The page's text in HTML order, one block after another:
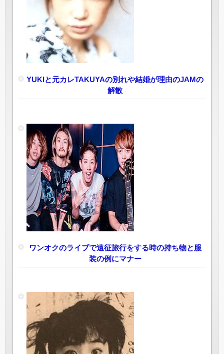
YUKIと元カレTAKUYAの別れや結婚が理由のJAMの
解散
ワンオクのライブで遠征旅行をする時の持ち物と服
装の例にマナー